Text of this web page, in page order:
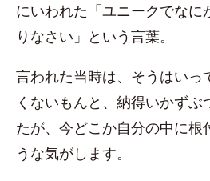
にいわれた「ユニークでなに
りなさい」という言葉。
言われた当時は、そうはいっ
くないもんと、納得いかずぶ
たが、今どこか自分の中に根
うな気がします。